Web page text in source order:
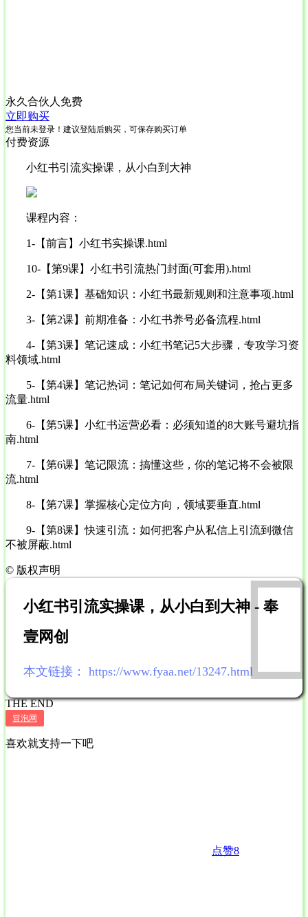
永久合伙人 免费
立即购买
您当前未登录！建议登陆后购买，可保存购买订单
付费资源
小红书引流实操课，从小白到大神
课程内容：
1-【前言】小红书实操课.html
10-【第9课】小红书引流热门封面(可套用).html
2-【第1课】基础知识：小红书最新规则和注意事项.html
3-【第2课】前期准备：小红书养号必备流程.html
4-【第3课】笔记速成：小红书笔记5大步骤，专攻学习资
料领域.html
5-【第4课】笔记热词：笔记如何布局关键词，抢占更多
流量.html
6-【第5课】小红书运营必看：必须知道的8大账号避坑指
南.html
7-【第6课】笔记限流：搞懂这些，你的笔记将不会被限
流.html
8-【第7课】掌握核心定位方向，领域要垂直.html
9-【第8课】快速引流：如何把客户从私信上引流到微信
不被屏蔽.html
© 版权声明
小红书引流实操课，从小白到大神 - 奉
壹网创
本文链接： https://www.fyaa.net/13247.html
THE END
冒泡网
喜欢就支持一下吧
点赞8